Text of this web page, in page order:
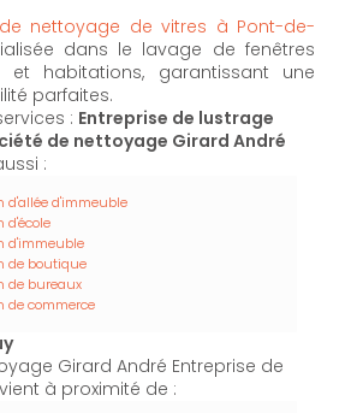
nettoyage de vitres à Pont-de-
dans le lavage de fenêtres
et habitations, garantissant une
parfaites.
: Entreprise de lustrage
de nettoyage Girard André
:
d'allée d'immeuble
d'école
d'immeuble
de boutique
de bureaux
de commerce
Girard André Entreprise de
à proximité de :